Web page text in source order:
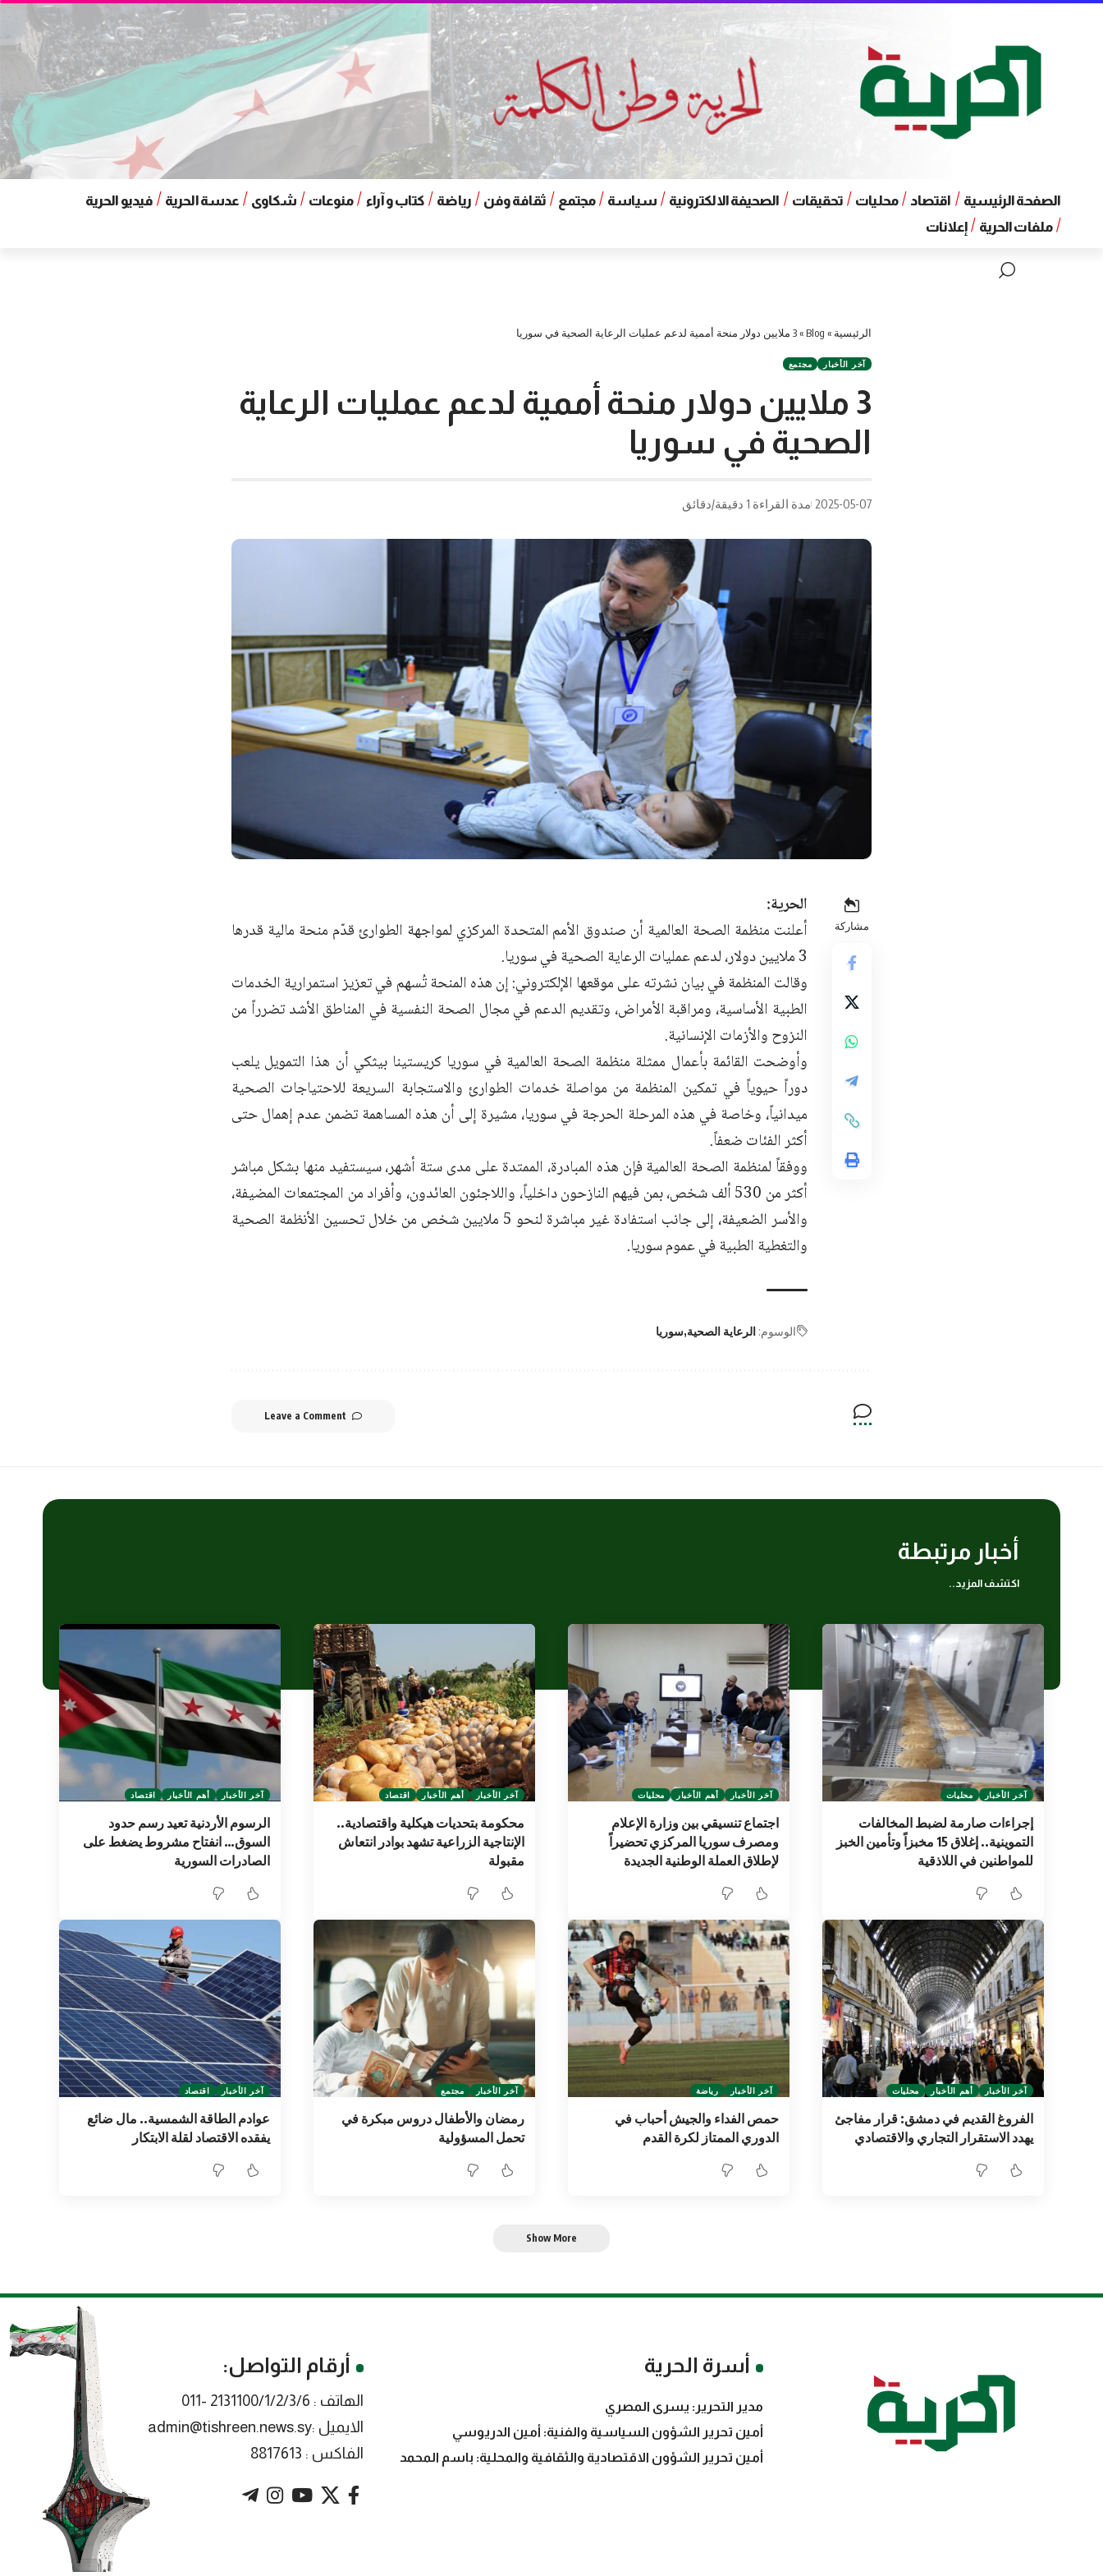
الصفحة الرئيسية اقتصاد محليات تحقيقات الصحيفة الالكترونية سياسة مجتمع ثقافة وفن رياضة كتاب و آراء منوعات شكاوى عدسة الحرية
فيديو الحرية
ملفات الحرية
إعلانات
الرئيسية »
Blog
»
آخر الأخبار مجتمع
‏3 ملايين دولار منحة أممية لدعم عمليات الرعاية
الصحية في سوريا
2025-05-07 مدة القراءة 1 دقيقة/دقائق
مشاركة
الحرية:
أعلنت منظمة الصحة العالمية أن صندوق الأمم المتحدة المركزي لمواجهة الطوارئ قدّم منحة مالية قدرها
3 ملايين دولار، لدعم ‏عمليات الرعاية الصحية في سوريا.‏
وقالت المنظمة في بيان نشرته على موقعها الإلكتروني: إن هذه المنحة تُسهم في تعزيز استمرارية الخدمات
الطبية الأساسية، ‏ومراقبة الأمراض، وتقديم الدعم في مجال الصحة النفسية في المناطق الأشد تضرراً من
النزوح والأزمات الإنسانية.‏
وأوضحت القائمة بأعمال ممثلة منظمة الصحة العالمية في سوريا كريستينا بيثكي أن هذا التمويل يلعب
دوراً حيوياً في تمكين ‏المنظمة من مواصلة خدمات الطوارئ والاستجابة السريعة للاحتياجات الصحية
ميدانياً، وخاصة في هذه المرحلة الحرجة في ‏سوريا، مشيرة إلى أن هذه المساهمة تضمن عدم إهمال حتى
أكثر الفئات ضعفاً.‏
ووفقاً لمنظمة الصحة العالمية فإن هذه المبادرة، الممتدة على مدى ستة أشهر، سيستفيد منها بشكل مباشر
أكثر من 530 ألف ‏شخص، بمن فيهم النازحون داخلياً، واللاجئون العائدون، وأفراد من المجتمعات المضيفة،
والأسر الضعيفة، إلى جانب استفادة غير ‏مباشرة لنحو 5 ملايين شخص من خلال تحسين الأنظمة الصحية
والتغطية الطبية في عموم سوريا. ‏
الوسوم: الرعاية الصحية سوريا
Leave a Comment
أخبار مرتبطة
اكتشف المزيد..
آخر الأخبار محليات
إجراءات صارمة لضبط المخالفات
التموينية.. إغلاق 15 مخبزاً وتأمين الخبز
للمواطنين في اللاذقية
آخر الأخبار أهم الأخبار محليات
اجتماع تنسيقي بين وزارة الإعلام
ومصرف سوريا المركزي تحضيراً
لإطلاق العملة الوطنية الجديدة
آخر الأخبار أهم الأخبار اقتصاد
محكومة بتحديات هيكلية واقتصادية..
الإنتاجية الزراعية تشهد بوادر انتعاش
مقبولة
آخر الأخبار أهم الأخبار اقتصاد
الرسوم الأردنية تعيد رسم حدود
السوق… انفتاح مشروط يضغط على
الصادرات السورية
آخر الأخبار أهم الأخبار محليات
الفروغ القديم في دمشق: قرار مفاجئ
يهدد الاستقرار التجاري والاقتصادي
آخر الأخبار رياضة
حمص الفداء والجيش أحباب في
الدوري الممتاز لكرة القدم
آخر الأخبار مجتمع
رمضان والأطفال دروس مبكرة في
تحمل المسؤولية
آخر الأخبار اقتصاد
عوادم الطاقة الشمسية.. مال ضائع
يفقده الاقتصاد لقلة الابتكار
Show More
أسرة الحرية
مدير التحرير: يسرى المصري
أمين تحرير الشؤون السياسية والفنية: أمين الدريوسي
أمين تحرير الشؤون الاقتصادية والثقافية والمحلية: باسم المحمد
أرقام التواصل:
الهاتف : 2131100/1/2/3/6 -011
الايميل :admin@tishreen.news.sy
الفاكس : 8817613